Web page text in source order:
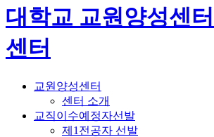
대학교 교원양성센터
센터
교원양성센터
센터 소개
교직이수예정자선발
제1전공자 선발